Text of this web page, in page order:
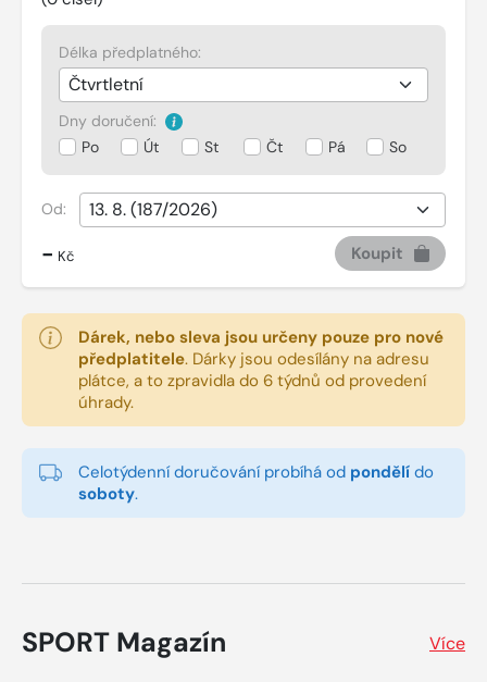
Délka předplatného:
Dny doručení:
Po
Út St Čt Pá So
Od:
- Kč Koupit
Dárek, nebo sleva jsou určeny pouze pro nové
předplatitele. Dárky jsou odesílány na adresu
plátce, a to zpravidla do 6 týdnů od provedení
úhrady.
Celotýdenní doručování probíhá od pondělí do
soboty.
SPORT Magazín Více